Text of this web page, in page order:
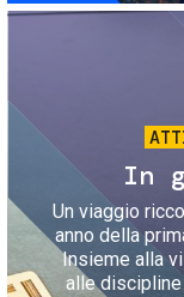
In
Un viaggio
anno della
Insieme alla
alle discipline